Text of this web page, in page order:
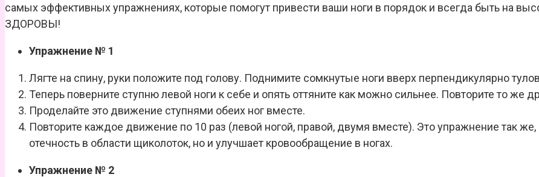
самых эффективных упражнениях, которые помогут привести ваши ноги в порядок и всегда быть на
ЗДОРОВЫ!
Упражнение № 1
Лягте на спину, руки положите под голову. Поднимите сомкнутые ноги вверх перпендикулярно
Теперь поверните ступню левой ноги к себе и опять оттяните как можно сильнее. Повторите то же
Проделайте это движение ступнями обеих ног вместе.
Повторите каждое движение по 10 раз (левой ногой, правой, двумя вместе). Это упражнение так
отечность в области щиколоток, но и улучшает кровообращение в ногах.
Упражнение № 2